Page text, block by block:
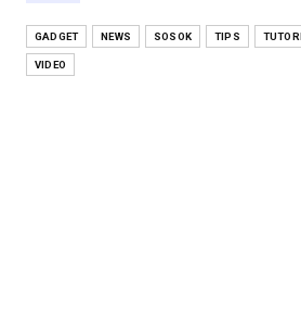
GADGET NEWS SOSOK TIPS
VIDEO